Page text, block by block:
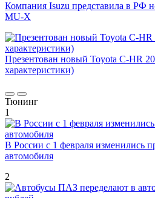
Компания Isuzu представила в РФ
MU-X
Презентован новый Toyota C-HR
характеристики)
Тюнинг
1
В России с 1 февраля изменились
автомобиля
2